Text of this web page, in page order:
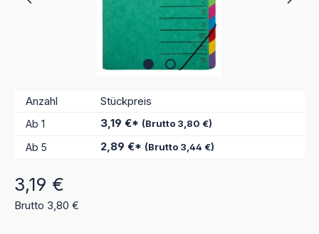
Anzahl Stückpreis
Ab 1 3,19 €* (Brutto 3,80 €)
Ab 5 2,89 €* (Brutto 3,44 €)
Regulärer Preis:
3,19 €
Brutto 3,80 €